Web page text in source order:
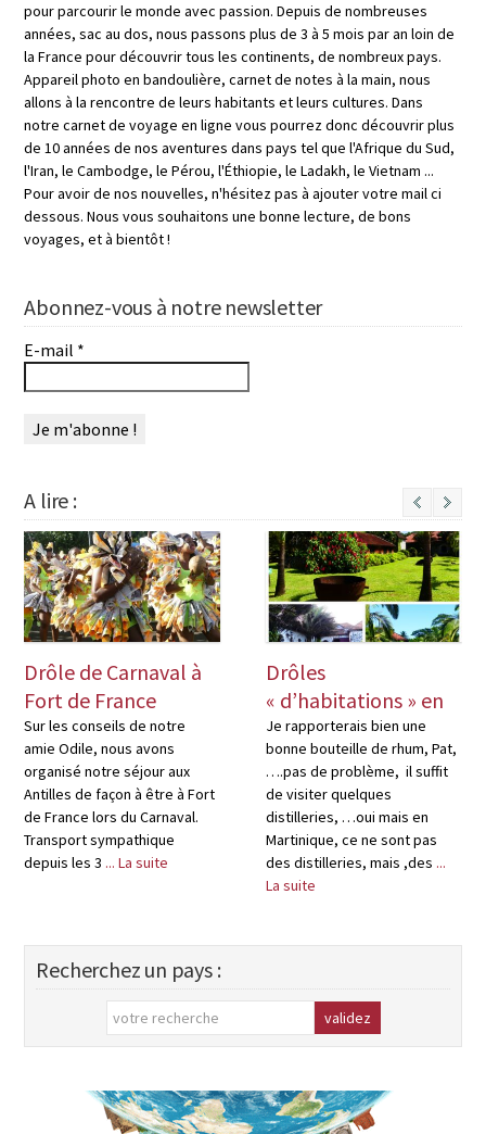
pour parcourir le monde avec passion. Depuis de nombreuses
années, sac au dos, nous passons plus de 3 à 5 mois par an loin de
la France pour découvrir tous les continents, de nombreux pays.
Appareil photo en bandoulière, carnet de notes à la main, nous
allons à la rencontre de leurs habitants et leurs cultures. Dans
notre carnet de voyage en ligne vous pourrez donc découvrir plus
de 10 années de nos aventures dans pays tel que l'Afrique du Sud,
l'Iran, le Cambodge, le Pérou, l'Éthiopie, le Ladakh, le Vietnam ...
Pour avoir de nos nouvelles, n'hésitez pas à ajouter votre mail ci
dessous. Nous vous souhaitons une bonne lecture, de bons
voyages, et à bientôt !
Abonnez-vous à notre newsletter
E-mail *
A lire :
Drôle de Carnaval à
Fort de France
Sur les conseils de notre
amie Odile, nous avons
organisé notre séjour aux
Antilles de façon à être à Fort
de France lors du Carnaval.
Transport sympathique
depuis les 3 ... La suite
Drôles
« d’habitations » en
Martinique
Je rapporterais bien une
bonne bouteille de rhum, Pat,
….pas de problème, il suffit
de visiter quelques
distilleries, …oui mais en
Martinique, ce ne sont pas
des distilleries, mais ,des ...
La suite
Next
Recherchez un pays :